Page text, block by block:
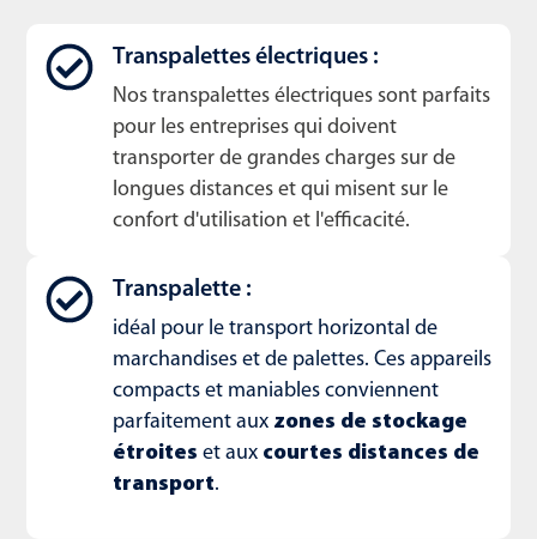
Transpalettes électriques :
Nos transpalettes électriques sont parfaits
pour les entreprises qui doivent
transporter de grandes charges sur de
longues distances et qui misent sur le
confort d'utilisation et l'efficacité.
Transpalette :
idéal pour le transport horizontal de
marchandises et de palettes. Ces appareils
compacts et maniables conviennent
parfaitement aux zones de stockage
étroites et aux courtes distances de
transport.